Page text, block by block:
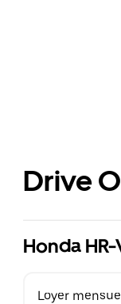
Drive
Honda
Loyer